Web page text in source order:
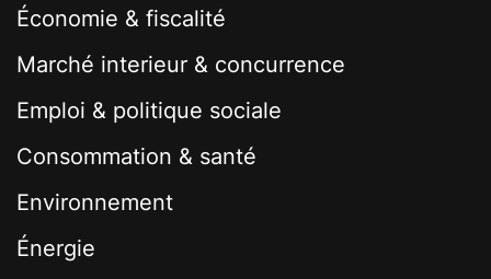
Économie & fiscalité
Marché interieur & concurrence
Emploi & politique sociale
Consommation & santé
Environnement
Énergie